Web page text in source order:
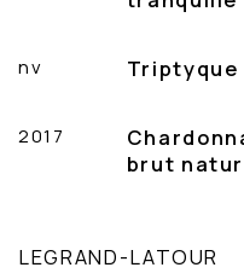
nv
2017
brut
LEGRAND-LATOUR